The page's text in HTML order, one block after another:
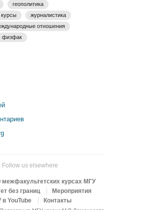
геополитика
курсы
журналистика
отношения
физфак
Follow us elsewhere
межфакультетских курсах МГУ
без границ
Мероприятия
YouTube
Контакты